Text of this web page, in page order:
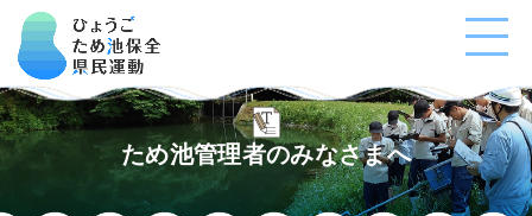
ため池管理者のみなさまへ